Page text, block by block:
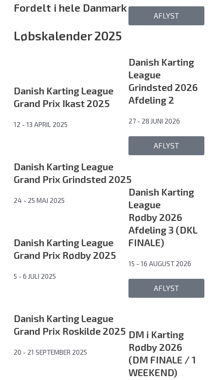
AFLYST
Danish Karting
League
Grindsted 2026
Afdeling 2
27 - 28 JUNI 2026
AFLYST
Danish Karting
League
Rødby 2026
Afdeling 3 (DKL
FINALE)
15 - 16 AUGUST 2026
AFLYST
DM i Karting
Rødby 2026
(DM FINALE / 1
WEEKEND)
Fordelt i hele Danmark
Løbskalender 2025
Danish Karting League
Grand Prix Ikast 2025
12 - 13 APRIL 2025
Danish Karting League
Grand Prix Grindsted 2025
24 - 25 MAJ 2025
Danish Karting League
Grand Prix Rødby 2025
5 - 6 JULI 2025
Danish Karting League
Grand Prix Roskilde 2025
20 - 21 SEPTEMBER 2025